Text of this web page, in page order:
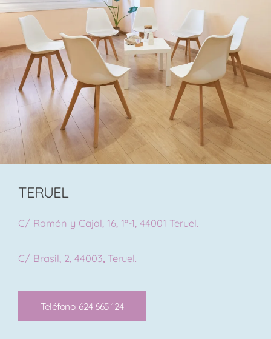
TERUEL
C/ Ramón y Cajal, 16, 1º-1, 44001 Teruel.
C/ Brasil, 2, 44003, Teruel.
Teléfono: 624 665 124